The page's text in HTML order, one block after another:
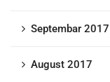
Septembar 2017
August 2017